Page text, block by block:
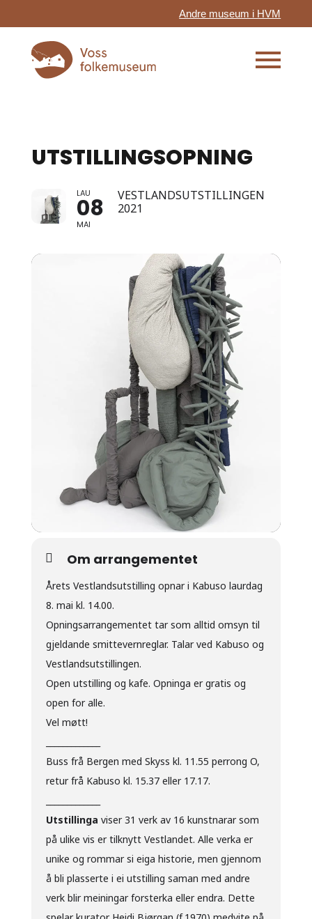
Andre museum i HVM
UTSTILLINGSOPNING
LAU
08
MAI
VESTLANDSUTSTILLINGEN
2021
Om arrangementet
Årets Vestlandsutstilling opnar i Kabuso laurdag
8. mai kl. 14.00.
Opningsarrangementet tar som alltid omsyn til
gjeldande smittevernreglar. Talar ved Kabuso og
Vestlandsutstillingen.
Open utstilling og kafe. Opninga er gratis og
open for alle.
Vel møtt!
Buss frå Bergen med Skyss kl. 11.55 perrong O,
retur frå Kabuso kl. 15.37 eller 17.17.
Utstillinga viser 31 verk av 16 kunstnarar som
på ulike vis er tilknytt Vestlandet. Alle verka er
unike og rommar si eiga historie, men gjennom
å bli plasserte i ei utstilling saman med andre
verk blir meiningar forsterka eller endra. Dette